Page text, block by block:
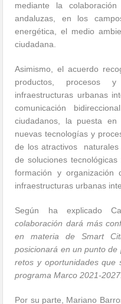
mediante la
andaluzas, en los
energética, el medio
ciudadana.
Asimismo, el acuerdo
productos, procesos
infraestructuras urbanas
comunicación
ciudadanos, la puesta
nuevas tecnologías y
de los atractivos
de soluciones
formación y organización
infraestructuras urbanas
Según ha explicado
colaboración dará más
en materia de Smart
posicionará en un punto
retos y oportunidades
programa Marco 2021-
Por su parte, Mariano